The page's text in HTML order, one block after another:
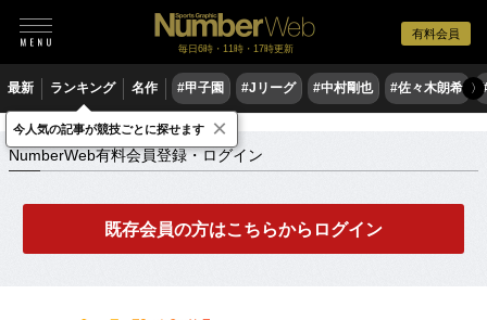
有料会員
毎日6時・11時・17時更新
最新 ランキング 名作 #甲子園 #Jリーグ #中村剛也 #佐々木朗希 〉
NumberWeb有料会員登録・ログイン
NumberWeb有料会員登録・ログイン
既存会員の方はこちらからログイン
今人気の記事が競技ごとに探せます ×